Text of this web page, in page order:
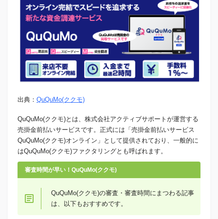
出典： QuQuMo(ククモ)
QuQuMo(ククモ)とは、株式会社アクティブサポートが運営する
売掛金前払いサービスです。正式には「売掛金前払いサービス
QuQuMo(ククモ)オンライン」として提供されており、一般的に
はQuQuMo(ククモ)ファクタリングとも呼ばれます。
審査時間が早い！QuQuMo(ククモ)
QuQuMo(ククモ)の審査・審査時間にまつわる記事
は、以下もおすすめです。